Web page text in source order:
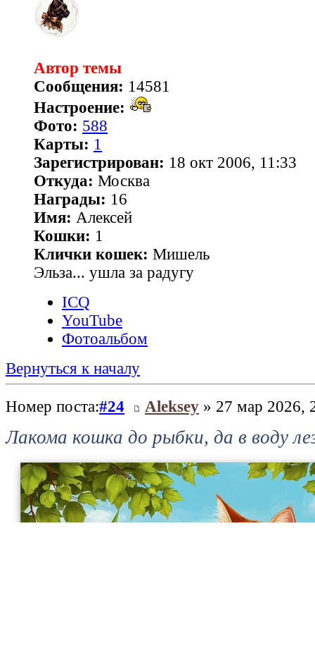
Автор темы
Сообщения: 14581
Настроение:
Фото: 588
Карты: 1
Зарегистрирован: 18 окт 2006, 11:33
Откуда: Москва
Награды: 16
Имя: Алексей
Кошки: 1
Клички кошек: Мишель
Эльза... ушла за радугу
ICQ
YouTube
Фотоальбом
Вернуться к началу
Номер поста:#24 Aleksey » 27 мар 2026,
Лакома кошка до рыбки, да в воду